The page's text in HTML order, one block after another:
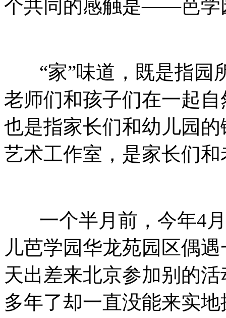
个共同的感触是——芭学
“家”味道，既是指园
老师们和孩子们在一起
也是指家长们和幼儿园
艺术工作室，是家长们
一个半月前，今年4月
儿芭学园华龙苑园区偶
天出差来北京参加别的
多年了却一直没能来实